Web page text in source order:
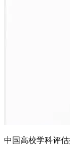
中国高校学科评